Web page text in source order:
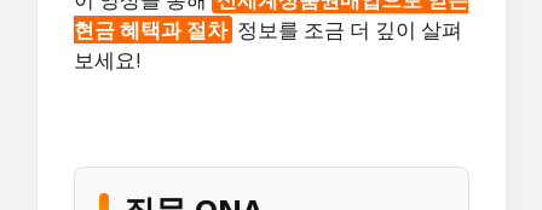
현금 혜택과 절차 정보를 조금 더 깊이 살펴
보세요!